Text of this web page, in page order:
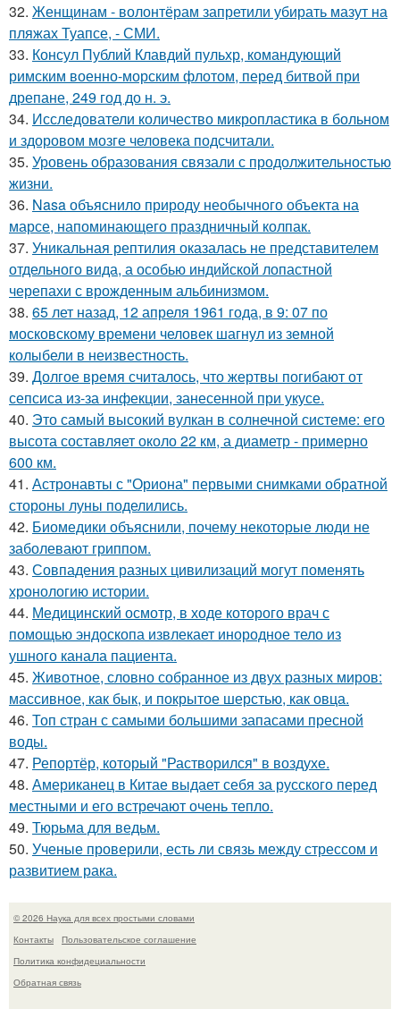
32. Женщинам - волонтёрам запретили убирать мазут на
пляжах Туапсе, - СМИ.
33. Консул Публий Клавдий пульхр, командующий
римским военно-морским флотом, перед битвой при
дрепане, 249 год до н. э.
34. Исследователи количество микропластика в больном
и здоровом мозге человека подсчитали.
35. Уровень образования связали с продолжительностью
жизни.
36. Nasa объяснило природу необычного объекта на
марсе, напоминающего праздничный колпак.
37. Уникальная рептилия оказалась не представителем
отдельного вида, а особью индийской лопастной
черепахи с врожденным альбинизмом.
38. 65 лет назад, 12 апреля 1961 года, в 9: 07 по
московскому времени человек шагнул из земной
колыбели в неизвестность.
39. Долгое время считалось, что жертвы погибают от
сепсиса из-за инфекции, занесенной при укусе.
40. Это самый высокий вулкан в солнечной системе: его
высота составляет около 22 км, а диаметр - примерно
600 км.
41. Астронавты с "Ориона" первыми снимками обратной
стороны луны поделились.
42. Биомедики объяснили, почему некоторые люди не
заболевают гриппом.
43. Совпадения разных цивилизаций могут поменять
хронологию истории.
44. Медицинский осмотр, в ходе которого врач с
помощью эндоскопа извлекает инородное тело из
ушного канала пациента.
45. Животное, словно собранное из двух разных миров:
массивное, как бык, и покрытое шерстью, как овца.
46. Топ стран с самыми большими запасами пресной
воды.
47. Репортёр, который "Растворился" в воздухе.
48. Американец в Китае выдает себя за русского перед
местными и его встречают очень тепло.
49. Тюрьма для ведьм.
50. Ученые проверили, есть ли связь между стрессом и
развитием рака.
© 2026 Наука для всех простыми словами
Контакты
Пользовательское соглашение
Политика конфидециальности
Обратная связь